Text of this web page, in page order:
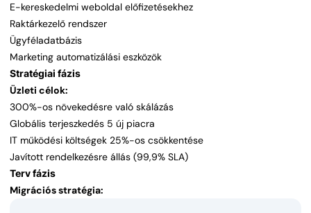
E-kereskedelmi weboldal előfizetésekhez
Raktárkezelő rendszer
Ügyféladatbázis
Marketing automatizálási eszközök
Stratégiai fázis
Üzleti célok:
300%-os növekedésre való skálázás
Globális terjeszkedés 5 új piacra
IT működési költségek 25%-os csökkentése
Javított rendelkezésre állás (99,9% SLA)
Terv fázis
Migrációs stratégia: